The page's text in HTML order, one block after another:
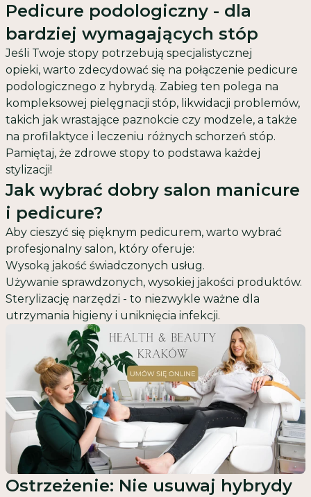
Pedicure podologiczny - dla
bardziej wymagających stóp
Jeśli Twoje stopy potrzebują specjalistycznej
opieki, warto zdecydować się na połączenie pedicure
podologicznego z hybrydą. Zabieg ten polega na
kompleksowej pielęgnacji stóp, likwidacji problemów,
takich jak wrastające paznokcie czy modzele, a także
na profilaktyce i leczeniu różnych schorzeń stóp.
Pamiętaj, że zdrowe stopy to podstawa każdej
stylizacji!
Jak wybrać dobry salon manicure
i pedicure?
Aby cieszyć się pięknym pedicurem, warto wybrać
profesjonalny salon, który oferuje:
Wysoką jakość świadczonych usług.
Używanie sprawdzonych, wysokiej jakości produktów.
Sterylizację narzędzi - to niezwykle ważne dla
utrzymania higieny i uniknięcia infekcji.
Ostrzeżenie: Nie usuwaj hybrydy